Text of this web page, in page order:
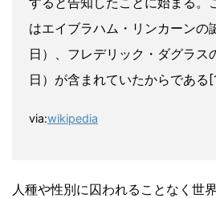
はエイブラハム・リンカーンの
日）、フレデリック・ダグラス
日）が含まれていたからである
via:wikipedia
人種や性別に囚われることなく世